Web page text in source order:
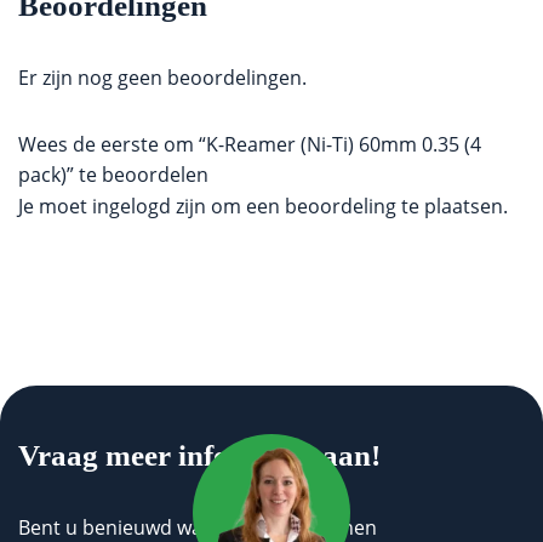
Er zijn nog geen beoordelingen.
Wees de eerste om “K-Reamer (Ni-Ti) 60mm 0.35 (4
pack)” te beoordelen
Je moet ingelogd zijn om een beoordeling te plaatsen.
Vraag meer informatie aan!
Bent u benieuwd wat wij voor u kunnen